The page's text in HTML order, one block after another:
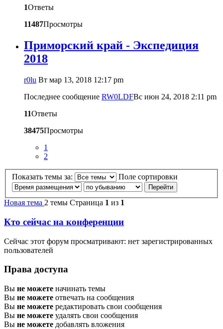
1Ответы
11487Просмотры
Приморский край - Экспедиция
2018
r0lu Вт мар 13, 2018 12:17 pm
Последнее сообщение RW0LDFВс июн 24, 2018 2:11 pm
11Ответы
38475Просмотры
1
2
Показать темы за: Поле сортировки
Новая тема 2 темы Страница 1 из 1
Кто сейчас на конференции
Сейчас этот форум просматривают: нет зарегистрированных
пользователей
Права доступа
Вы не можете начинать темы
Вы не можете отвечать на сообщения
Вы не можете редактировать свои сообщения
Вы не можете удалять свои сообщения
Вы не можете добавлять вложения